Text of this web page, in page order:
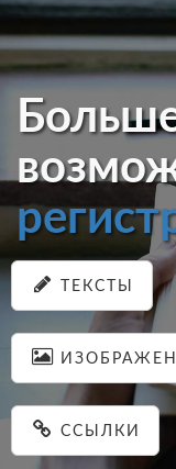
ТЕКСТЫ
ССЫЛКИ